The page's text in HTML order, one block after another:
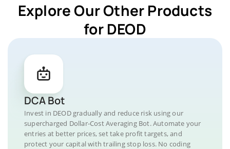
Explore Our Other Products
for DEOD
DCA Bot
Invest in DEOD gradually and reduce risk using our
supercharged Dollar-Cost Averaging Bot. Automate your
entries at better prices, set take profit targets, and
protect your capital with trailing stop loss. No coding